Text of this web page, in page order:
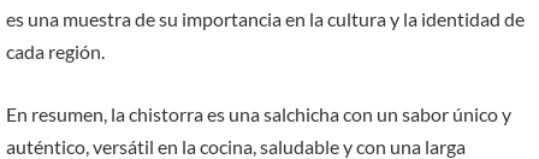
es una muestra de su importancia en la cultura y la identidad de
cada región.
En resumen, la chistorra es una salchicha con un sabor único y
auténtico, versátil en la cocina, saludable y con una larga